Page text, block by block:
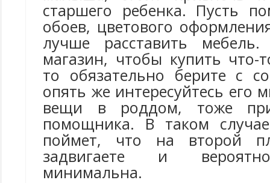
старшего ребенка. Пусть
обоев, цветового
лучше расставить
магазин, чтобы купить что-
то обязательно берите с
опять же интересуйтесь его
вещи в роддом, тоже
помощника. В таком
поймет, что на второй
задвигаете и
минимальна.